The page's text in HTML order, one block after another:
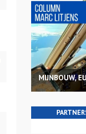
MIJNBOUW,